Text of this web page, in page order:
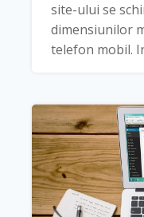
site-ului se
dimensiunilor
telefon mobil.